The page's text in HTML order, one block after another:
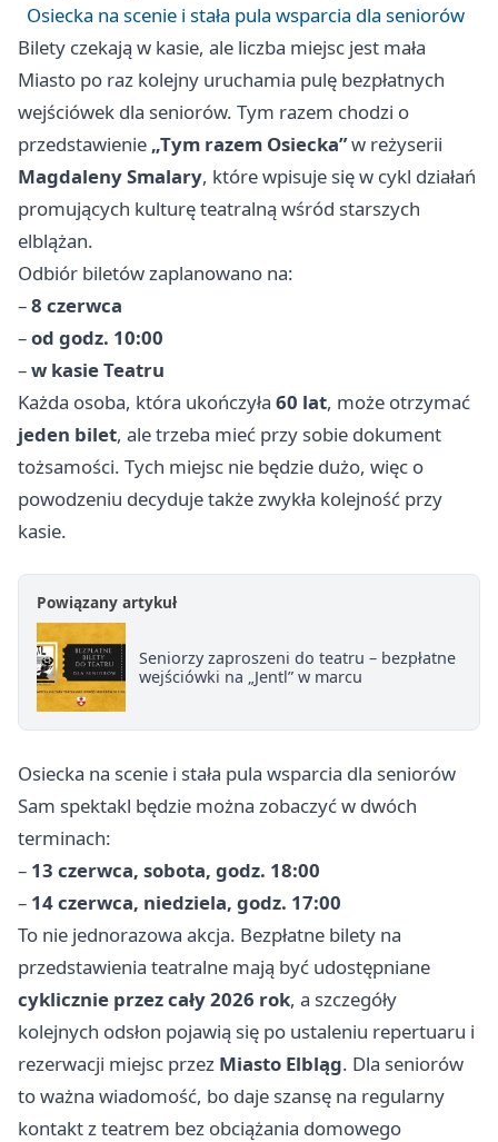
Osiecka na scenie i stała pula wsparcia dla seniorów
Bilety czekają w kasie, ale liczba miejsc jest mała
Miasto po raz kolejny uruchamia pulę bezpłatnych
wejściówek dla seniorów. Tym razem chodzi o
przedstawienie „Tym razem Osiecka”w reżyserii
Magdaleny Smalary, które wpisuje się w cykl działań
promujących kulturę teatralną wśród starszych
elblążan.
Odbiór biletów zaplanowano na:
–8 czerwca
–od godz. 10:00
–w kasie Teatru
Każda osoba, która ukończyła 60 lat, może otrzymać
jeden bilet, ale trzeba mieć przy sobie dokument
tożsamości. Tych miejsc nie będzie dużo, więc o
powodzeniu decyduje także zwykła kolejność przy
kasie.
Powiązany artykuł
Seniorzy zaproszeni do teatru – bezpłatne
wejściówki na „Jentl” w marcu
Osiecka na scenie i stała pula wsparcia dla seniorów
Sam spektakl będzie można zobaczyć w dwóch
terminach:
– 13 czerwca, sobota, godz. 18:00
– 14 czerwca, niedziela, godz. 17:00
To nie jednorazowa akcja. Bezpłatne bilety na
przedstawienia teatralne mają być udostępniane
cyklicznie przez cały 2026 rok, a szczegóły
kolejnych odsłon pojawią się po ustaleniu repertuaru i
rezerwacji miejsc przez Miasto Elbląg. Dla seniorów
to ważna wiadomość, bo daje szansę na regularny
kontakt z teatrem bez obciążania domowego